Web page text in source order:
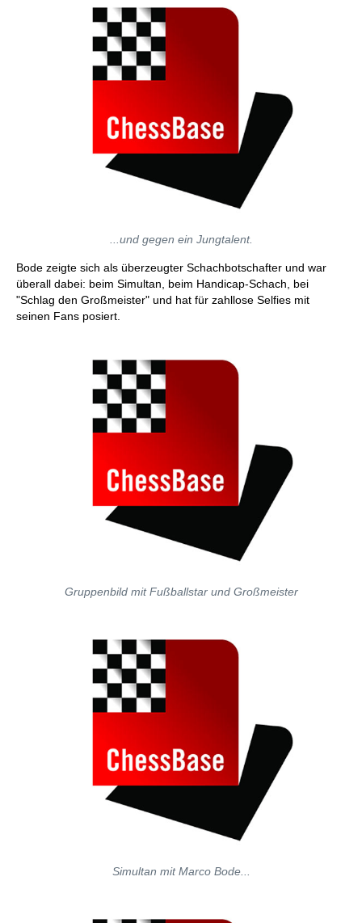
...und gegen ein Jungtalent.
Bode zeigte sich als überzeugter Schachbotschafter und war
überall dabei: beim Simultan, beim Handicap-Schach, bei
"Schlag den Großmeister" und hat für zahllose Selfies mit
seinen Fans posiert.
Gruppenbild mit Fußballstar und Großmeister
Simultan mit Marco Bode...